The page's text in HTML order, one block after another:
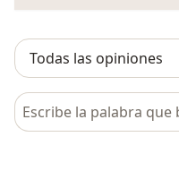
Busca en opiniones